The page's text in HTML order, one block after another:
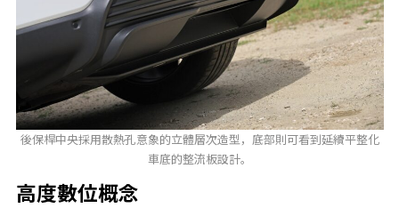
後保桿中央採用散熱孔意象的立體層次造型，底部則可看到延續平整化
車底的整流板設計。
高度數位概念